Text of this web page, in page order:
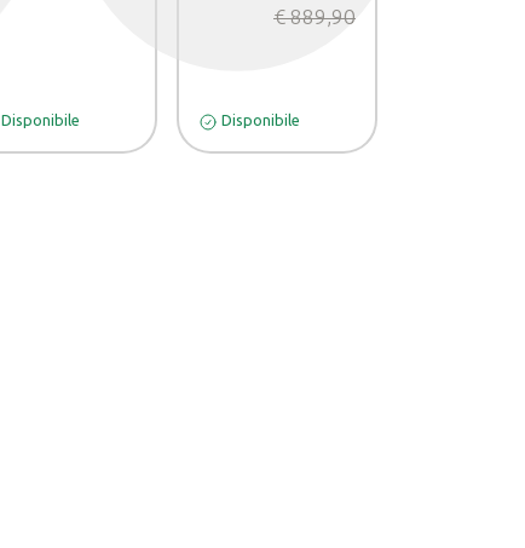
Disponibile
€ 889,90
Disponibile